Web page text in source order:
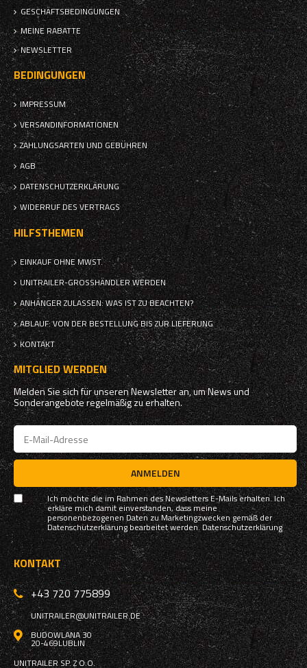
GESCHÄFTSBEDINGUNGEN
MEINE RABATTE
NEWSLETTER
BEDINGUNGEN
IMPRESSUM
VERSANDINFORMATIONEN
ZAHLUNGSARTEN UND GEBÜHREN
AGB
DATENSCHUTZERKLÄRUNG
WIDERRUF DES VERTRAGS
HILFSTHEMEN
EINKAUF OHNE MWST.
UNITRAILER-GROSSHÄNDLER WERDEN
ANHÄNGER ZULASSEN: WAS IST ZU BEACHTEN?
ABLAUF: VON DER BESTELLUNG BIS ZUR LIEFERUNG
KONTAKT
MITGLIED WERDEN
Melden Sie sich für unseren Newsletter an, um News und
Sonderangebote regelmäßig zu erhalten.
ANMELDEN
Ich möchte die im Rahmen des Newsletters E-Mails erhalten. Ich
erkläre mich damit einverstanden, dass meine
personenbezogenen Daten zu Marketingzwecken gemäß der
Datenschutzerklärung bearbeitet werden.Datenschutzerklärung
KONTAKT
+43 720 775899
UNITRAILER@UNITRAILER.DE
BUDOWLANA 30
20-469LUBLIN
UNITRAILER SP. Z O.O.